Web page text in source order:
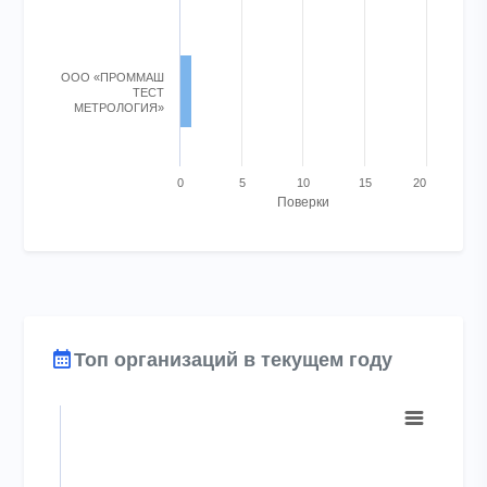
Поверки
ООО «ПРОММАШ
ТЕСТ
МЕТРОЛОГИЯ»
0 10
5 15 20
Топ организаций в текущем году
Chart